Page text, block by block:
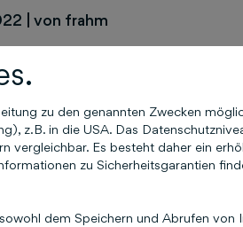
von frahm
Noch in derselben Nacht.
dazu. Aus Auswertung früherer
14 Tage nach Startmit
zu den genannten Zwecken
z.B. in die USA. Das
Es besteht daher ein
zu Sicherheitsgarantien
dem Speichern und Abrufen